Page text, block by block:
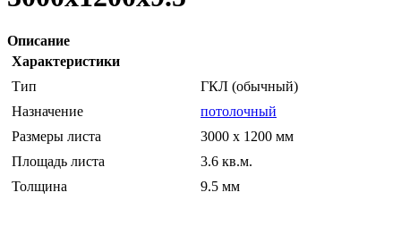
Описание
Характеристики
Тип
ГКЛ (обычный)
Назначение
потолочный
Размеры листа
3000 x 1200 мм
Площадь листа
3.6 кв.м.
Толщина
9.5 мм